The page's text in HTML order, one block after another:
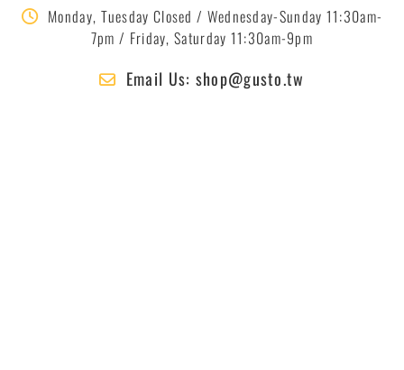
Monday, Tuesday Closed / Wednesday-Sunday 11:30am-
7pm / Friday, Saturday 11:30am-9pm
Email Us: shop@gusto.tw